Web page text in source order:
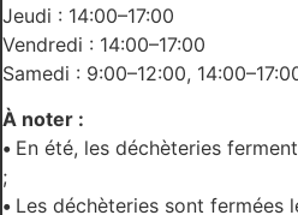
Jeudi : 14:00–17:00
Vendredi : 14:00–17:00
Samedi : 9:00–12:00,
À noter :
• En été, les déchèteries
;
• Les déchèteries sont fermées